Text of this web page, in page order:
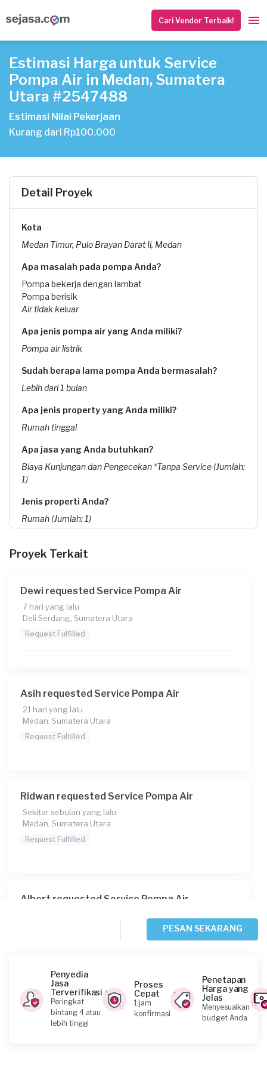
Cari Vendor Terbaik!
Estimasi Harga untuk Service
Pompa Air in Medan, Sumatera
Utara #2547488
Estimasi Nilai Pekerjaan
Kurang dari Rp100.000
Detail Proyek
Kota
Medan Timur, Pulo Brayan Darat Ii, Medan
Apa masalah pada pompa Anda?
Pompa bekerja dengan lambat
Pompa berisik
Air tidak keluar
Apa jenis pompa air yang Anda miliki?
Pompa air listrik
Sudah berapa lama pompa Anda bermasalah?
Lebih dari 1 bulan
Apa jenis property yang Anda miliki?
Rumah tinggal
Apa jasa yang Anda butuhkan?
Biaya Kunjungan dan Pengecekan *Tanpa Service (Jumlah:
1)
Jenis properti Anda?
Rumah (Jumlah: 1)
29-04-2026
20:00
Berapa budget total untuk layanan ini?
Rp75.000 + Rp11.000 (biaya layanan) + Rp1.407 (biaya
Proyek Terkait
Dewi requested Service Pompa Air
7 hari yang lalu
Deli Serdang, Sumatera Utara
Request Fulfilled
Asih requested Service Pompa Air
21 hari yang lalu
Medan, Sumatera Utara
Request Fulfilled
Ridwan requested Service Pompa Air
Sekitar sebulan yang lalu
Medan, Sumatera Utara
Request Fulfilled
Albert requested Service Pompa Air
Iqbal requested Service Pompa Air
2 bulan yang lalu
Medan, Sumatera Utara
PESAN SEKARANG
Penyedia
Jasa
Terverifikasi
Peringkat
bintang 4 atau
lebih tinggi
Proses
Cepat
1 jam
konfirmasi
Penetapan
Harga yang
Jelas
Menyesuaikan
budget Anda